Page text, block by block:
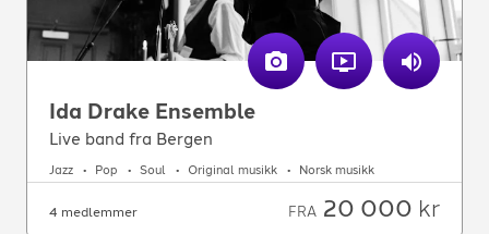
Ida Drake Ensemble
Live band fra Bergen
Jazz Pop Soul Original musikk Norsk musikk
4 medlemmer FRA 20 000 kr